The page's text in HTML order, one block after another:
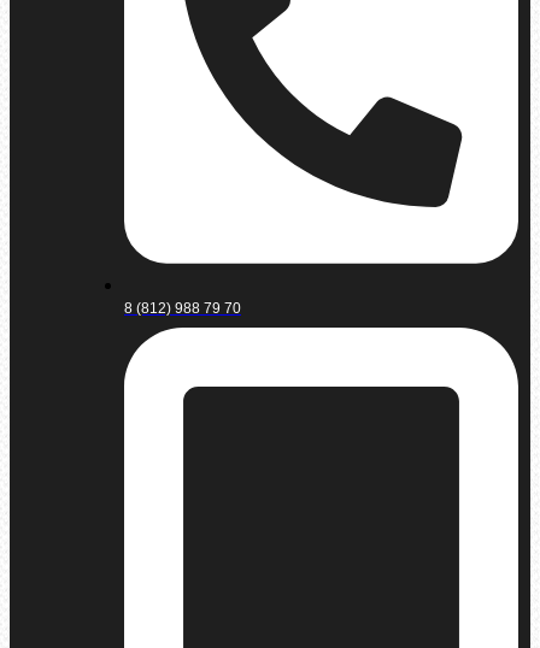
8 (812) 988 79 70